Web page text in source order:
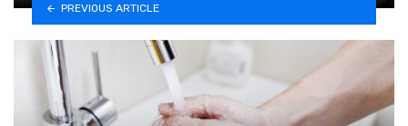
PREVIOUS ARTICLE